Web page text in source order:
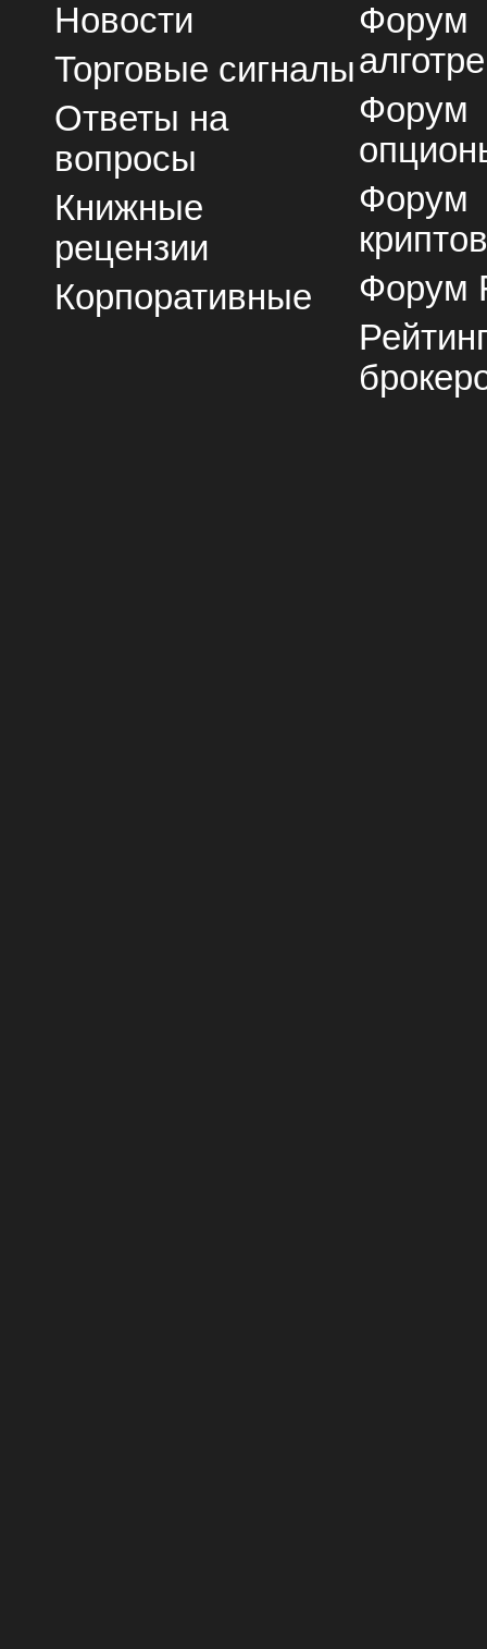
Новости
Торговые сигналы
Ответы на
вопросы
Книжные
рецензии
Корпоративные
Форум
Форум
Форум
Форум